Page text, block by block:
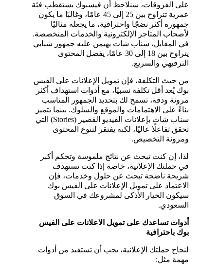
على الفروقات، سنلاحظ أن فيسبوك يستقطب فئة
عمرية تتراوح بين 25 إلى 45 عامًا، وغالبًا ما يكون
جمهوره أكثر نضجًا واحترافية، ما يجعله مثاليًا
لأصحاب المتاجر الإلكترونية والخدمات المتخصصة.
في المقابل، سناب شات يهيمن عليه جمهور شبابي
يتراوح بين 18 إلى 30 عامًا، يفضل المحتوى
الترفيهي والسريع.
من حيث التكلفة، فإن تمويل الإعلانات على الفيس
بوك يُعد أقل تكلفة نسبيًا، مع أدوات استهداف أكثر
مرونة ودقة، تسمح لك بتحديد الجمهور المناسب
بناءً على الاهتمامات والموقع والسلوك. بينما يتميز
سناب شات بإعلانات الفيديو القصير (Stories) التي
تحقق تفاعلًا عاليًا، لكنه يفتقر لتنوع المحتوى
ومرونة التخصيص.
لذا، إن كنت تبحث عن نتائج ملموسة وتحكم أكبر
في حملتك الإعلانية، خاصة إذا كنت تستهدف
شريحة ناضجة تبحث عن حلول وخدمات، فإن
الاعتماد على تمويل الإعلانات على الفيس بوك
سيكون الخيار الأذكى لمشروعك في السوق
السعودي.
أدوات تساعدك على تمويل الاعلانات على الفيس
بوك باحترافية
لنجاح حملتك الإعلانية، يجب أن تستفيد من أدوات
مهمة مثل: